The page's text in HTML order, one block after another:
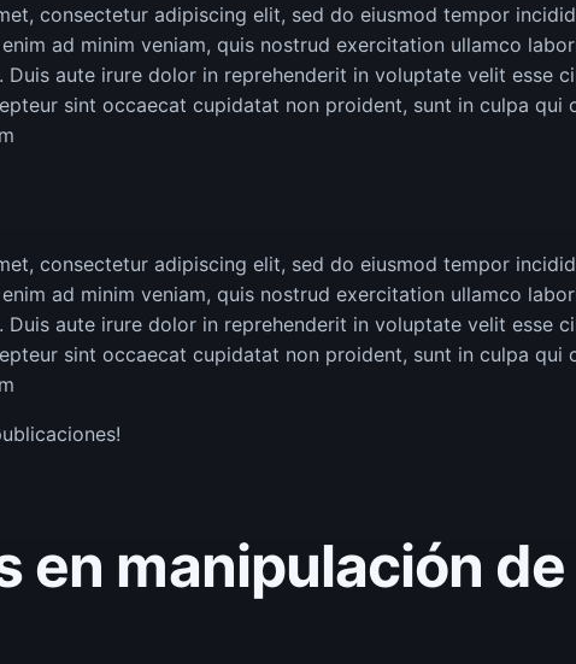
consectetur adipiscing elit, sed do eiusmod tempor
ad minim veniam, quis nostrud exercitation ullamco
Duis aute irure dolor in reprehenderit in voluptate velit esse
sint occaecat cupidatat non proident, sunt in culpa qui
consectetur adipiscing elit, sed do eiusmod tempor
ad minim veniam, quis nostrud exercitation ullamco
Duis aute irure dolor in reprehenderit in voluptate velit esse
sint occaecat cupidatat non proident, sunt in culpa qui
en manipulación de